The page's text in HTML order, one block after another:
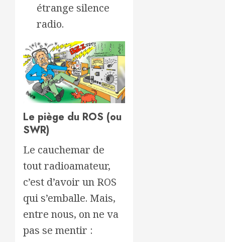
étrange silence
radio.
Le piège du ROS (ou
SWR)
Le cauchemar de
tout radioamateur,
c’est d’avoir un ROS
qui s’emballe. Mais,
entre nous, on ne va
pas se mentir :